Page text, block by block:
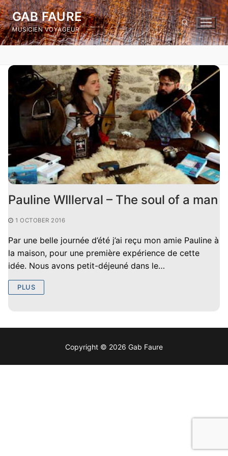
Skip
to
content
GAB FAURE
MUSICIEN VOYAGEUR
Search for:
Pauline WIllerval – The soul of a man
1 OCTOBER 2016
Par une belle journée d’été j’ai reçu mon amie Pauline à
la maison, pour une première expérience de cette
idée. Nous avons petit-déjeuné dans le…
PLUS
Copyright © 2026 Gab Faure